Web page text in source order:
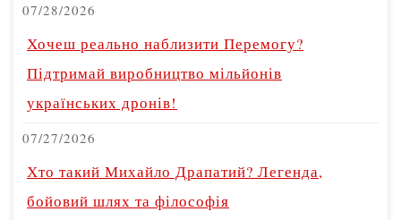
07/28/2026
Хочеш реально наблизити Перемогу?
Підтримай виробництво мільйонів
українських дронів!
07/27/2026
Хто такий Михайло Драпатий? Легенда,
бойовий шлях та філософія